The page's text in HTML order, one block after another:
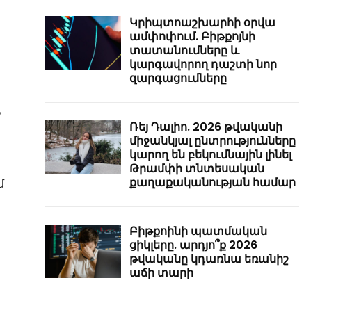
Կրիպտոաշխարհի օրվա
ամփոփում. Բիթքոյնի
տատանումները և
կարգավորող դաշտի նոր
զարգացումները
Ռեյ Դալիո. 2026 թվականի
միջանկյալ ընտրությունները
կարող են բեկումնային լինել
Թրամփի տնտեսական
քաղաքականության համար
Բիթքոինի պատմական
ցիկլերը. արդյո՞ք 2026
թվականը կդառնա եռանիշ
աճի տարի